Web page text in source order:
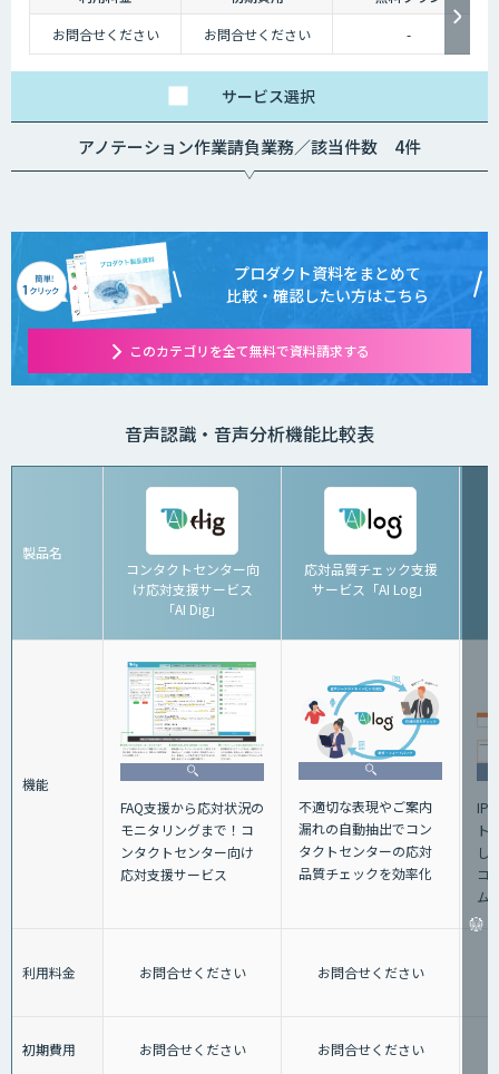
お問合せください
お問合せください -
サービス選択
アノテーション作業請負業務／該当件数 4件
プロダクト資料をまとめて
比較・確認したい方はこちら
このカテゴリを全て無料で資料請求する
音声認識・音声分析機能比較表
製品名
コンタクトセンター向
け応対支援サービス
「AI Dig」
応対品質チェック支援
サービス「AI Log」
機能
FAQ支援から応対状況の
モニタリングまで！コ
ンタクトセンター向け
応対支援サービス
不適切な表現やご案内
漏れの自動抽出でコン
タクトセンターの応対
品質チェックを効率化
IP-
ト
し
コ
ム
利用料金 お問合せください お問合せください
初期費用 お問合せください お問合せください